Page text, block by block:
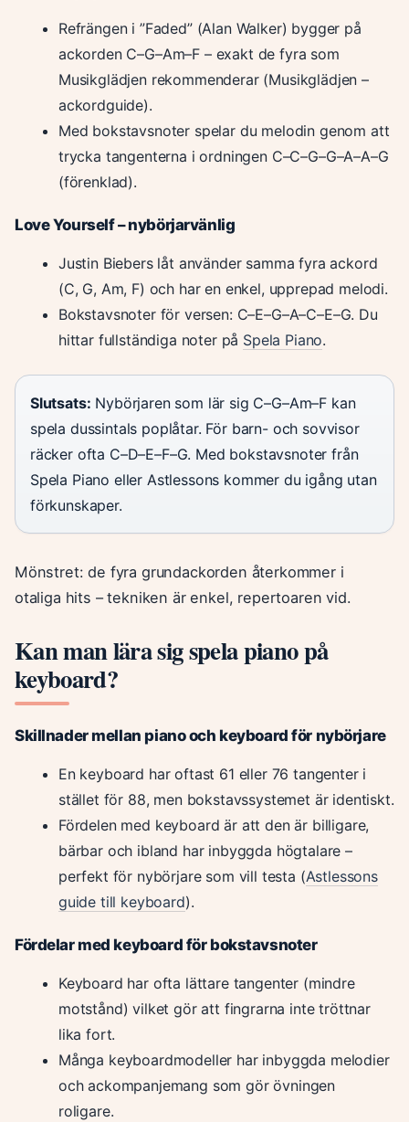
Refrängen i ”Faded” (Alan Walker) bygger på
ackorden C–G–Am–F – exakt de fyra som
Musikglädjen rekommenderar (Musikglädjen –
ackordguide).
Med bokstavsnoter spelar du melodin genom att
trycka tangenterna i ordningen C–C–G–G–A–A–G
(förenklad).
Love Yourself – nybörjarvänlig
Justin Biebers låt använder samma fyra ackord
(C, G, Am, F) och har en enkel, upprepad melodi.
Bokstavsnoter för versen: C–E–G–A–C–E–G. Du
hittar fullständiga noter på Spela Piano.
Slutsats: Nybörjaren som lär sig C–G–Am–F kan
spela dussintals poplåtar. För barn- och sovvisor
räcker ofta C–D–E–F–G. Med bokstavsnoter från
Spela Piano eller Astlessons kommer du igång utan
förkunskaper.
Mönstret: de fyra grundackorden återkommer i
otaliga hits – tekniken är enkel, repertoaren vid.
Kan man lära sig spela piano på
keyboard?
Skillnader mellan piano och keyboard för nybörjare
En keyboard har oftast 61 eller 76 tangenter i
stället för 88, men bokstavssystemet är identiskt.
Fördelen med keyboard är att den är billigare,
bärbar och ibland har inbyggda högtalare –
perfekt för nybörjare som vill testa (Astlessons
guide till keyboard).
Fördelar med keyboard för bokstavsnoter
Keyboard har ofta lättare tangenter (mindre
motstånd) vilket gör att fingrarna inte tröttnar
lika fort.
Många keyboardmodeller har inbyggda melodier
och ackompanjemang som gör övningen
roligare.